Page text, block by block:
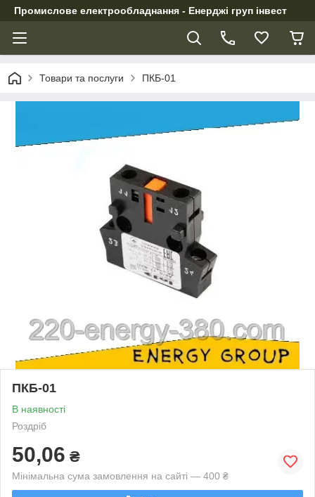
Промислове електрообладнання - Енерджі груп інвест
Товари та послуги ПКБ-01
ПКБ-01
В наявності
Роздріб
50,06 ₴
Мінімальна сума замовлення на сайті — 400 ₴